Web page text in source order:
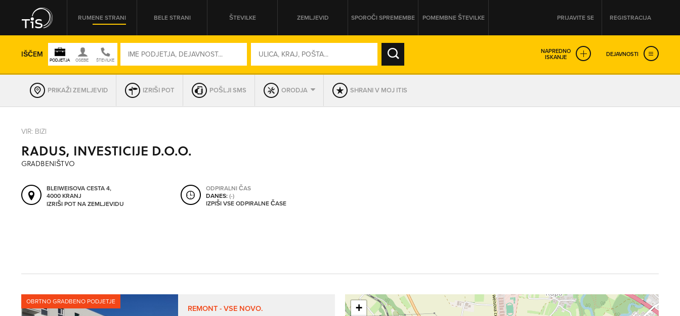
RUMENE STRANI BELE STRANI ŠTEVILKE ZEMLJEVID SPOROČI SPREMEMBE POMEMBNE ŠTEVILKE PRIJAVITE SE REGISTRACIJA
IŠČEM NAPREDNO
ISKANJE DEJAVNOSTI
REGIJA
OMREŽNA ŠT.
SO ODPRTA V
PRIKAŽI ZEMLJEVID IZRIŠI POT POŠLJI SMS ORODJA SHRANI V MOJ ITIS
VIR: BIZI
RADUS, INVESTICIJE D.O.O.
GRADBENIŠTVO
BLEIWEISOVA CESTA 4,
4000 KRANJ
IZRIŠI POT NA ZEMLJEVIDU
ODPIRALNI ČAS
DANES:(-)
IZPIŠI VSE ODPIRALNE ČASE
OBRTNO GRADBENO PODJETJE
REMONT - VSE NOVO.
+